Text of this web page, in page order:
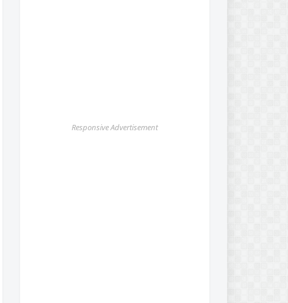
Responsive Advertisement